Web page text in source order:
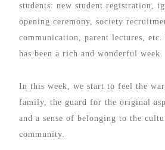
students: new student registration,
opening ceremony, society
communication, parent lectures,
has been a rich and wonderful week.
In this week, we start to feel the
family, the guard for the original
and a sense of belonging to the
community.